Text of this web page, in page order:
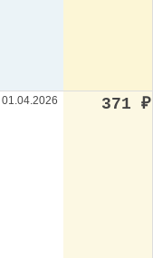
01.04.2026 371 ₽